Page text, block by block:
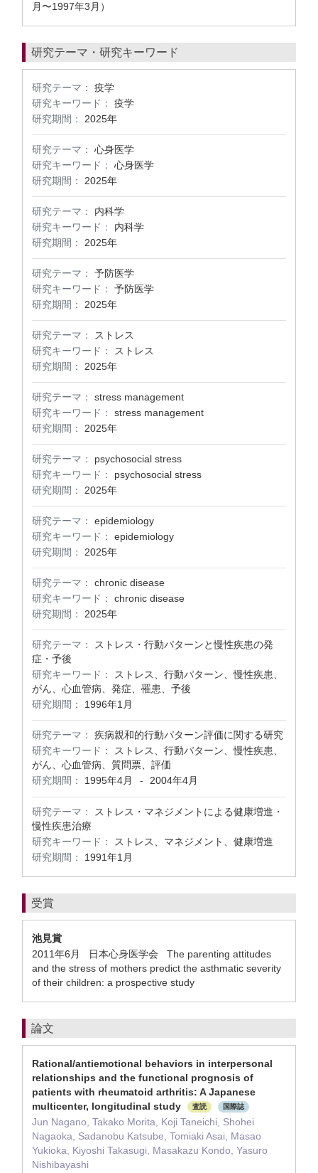
月〜1997年3月）
研究テーマ・研究キーワード
研究テーマ：
疫学
研究キーワード：
疫学
研究期間：
2025年
研究テーマ：
心身医学
研究キーワード：
心身医学
研究期間：
2025年
研究テーマ：
内科学
研究キーワード：
内科学
研究期間：
2025年
研究テーマ：
予防医学
研究キーワード：
予防医学
研究期間：
2025年
研究テーマ：
ストレス
研究キーワード：
ストレス
研究期間：
2025年
研究テーマ：
stress management
研究キーワード：
stress management
研究期間：
2025年
研究テーマ：
psychosocial stress
研究キーワード：
psychosocial stress
研究期間：
2025年
研究テーマ：
epidemiology
研究キーワード：
epidemiology
研究期間：
2025年
研究テーマ：
chronic disease
研究キーワード：
chronic disease
研究期間：
2025年
研究テーマ：
ストレス・行動パターンと慢性疾患の発
症・予後
研究キーワード：
ストレス、行動パターン、慢性疾患、
がん、心血管病、発症、罹患、予後
研究期間：
1996年1月
研究テーマ：
疾病親和的行動パターン評価に関する研究
研究キーワード：
ストレス、行動パターン、慢性疾患、
がん、心血管病、質問票、評価
研究期間：
1995年4月 - 2004年4月
研究テーマ：
ストレス・マネジメントによる健康増進・
慢性疾患治療
研究キーワード：
ストレス、マネジメント、健康増進
研究期間：
1991年1月
受賞
池見賞
2011年6月 日本心身医学会 The parenting attitudes
and the stress of mothers predict the asthmatic severity
of their children: a prospective study
論文
Rational/antiemotional behaviors in interpersonal
relationships and the functional prognosis of
patients with rheumatoid arthritis: A Japanese
multicenter, longitudinal study
査読 国際誌
Jun Nagano, Takako Morita, Koji Taneichi, Shohei
Nagaoka, Sadanobu Katsube, Tomiaki Asai, Masao
Yukioka, Kiyoshi Takasugi, Masakazu Kondo, Yasuro
Nishibayashi